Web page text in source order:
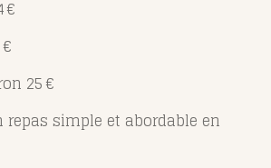
€
25 €
simple et abordable en